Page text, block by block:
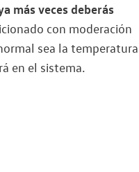
más veces deberás
con moderación
sea la temperatura
en el sistema.